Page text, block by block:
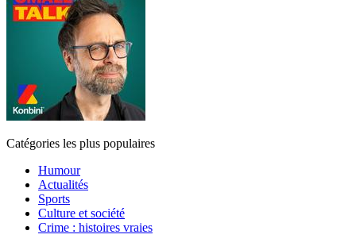
Catégories les plus populaires
Humour
Actualités
Sports
Culture et société
Crime : histoires vraies